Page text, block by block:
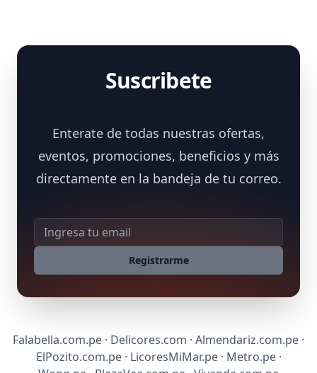
Suscribete
Enterate de todas nuestras ofertas,
eventos, promociones, beneficios y más
directamente en la bandeja de tu correo.
Dirección de correo
Registrarme
Falabella.com.pe · Delicores.com · Almendariz.com.pe ·
ElPozito.com.pe · LicoresMiMar.pe · Metro.pe ·